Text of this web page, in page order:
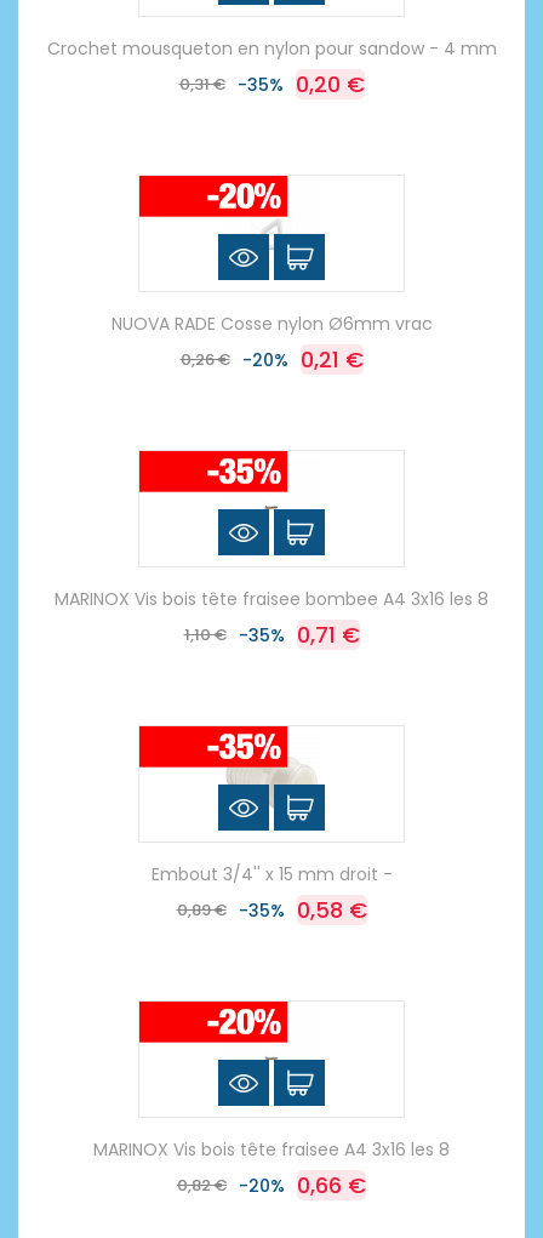
Crochet mousqueton en nylon pour sandow - 4 mm
0,31 € -35% 0,20 €
NUOVA RADE Cosse nylon Ø6mm vrac
0,26 € -20% 0,21 €
MARINOX Vis bois tête fraisee bombee A4 3x16 les 8
1,10 € -35% 0,71 €
Embout 3/4'' x 15 mm droit -
0,89 € -35% 0,58 €
MARINOX Vis bois tête fraisee A4 3x16 les 8
0,82 € -20% 0,66 €